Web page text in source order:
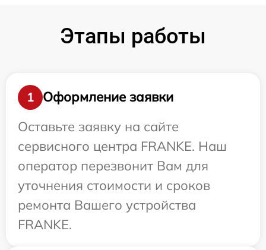
Этапы работы
1
Оформление заявки
Оставьте заявку на сайте
сервисного центра FRANKE. Наш
оператор перезвонит Вам для
уточнения стоимости и сроков
ремонта Вашего устройства
FRANKE.